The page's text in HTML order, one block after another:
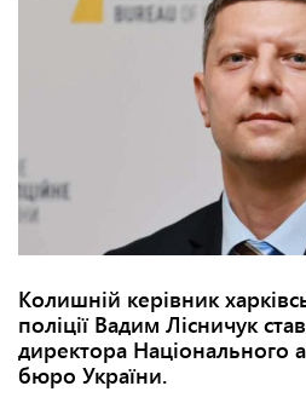
Колишній керівник
поліції Вадим Лісничук
директора Національного
бюро України.